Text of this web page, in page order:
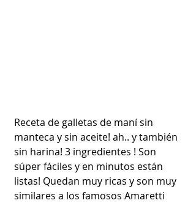
Receta de galletas de maní sin
manteca y sin aceite! ah.. y también
sin harina! 3 ingredientes ! Son
súper fáciles y en minutos están
listas! Quedan muy ricas y son muy
similares a los famosos Amaretti